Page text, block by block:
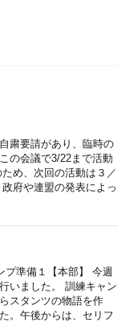
粛要請があり、臨時の
の会議で3/22まで活動
め、次回の活動は３／
府や連盟の発表によっ
準備１【本部】 今週
いました。 訓練キャン
スタンツの物語を作
。午後からは、セリフ